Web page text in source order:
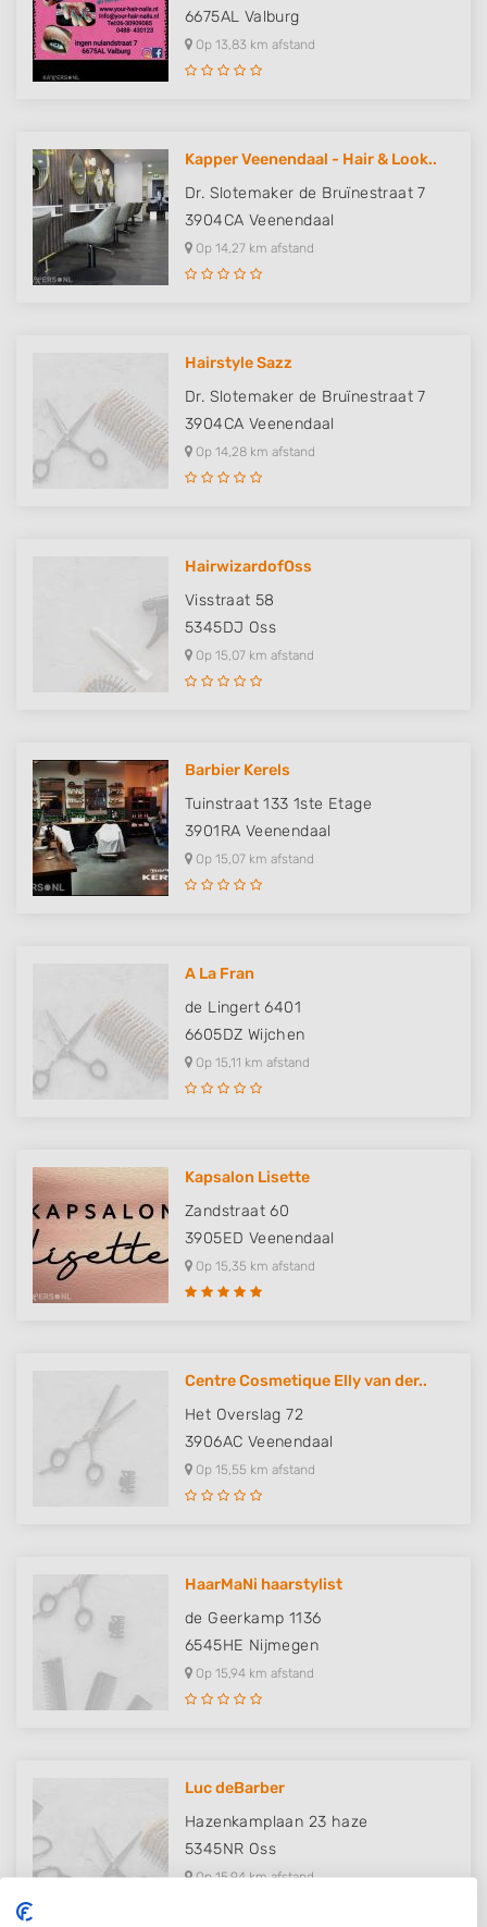
6675AL Valburg
Op 13,83 km afstand
Kapper Veenendaal - Hair & Look..
Dr. Slotemaker de Bruïnestraat 7
3904CA Veenendaal
Op 14,27 km afstand
Hairstyle Sazz
Dr. Slotemaker de Bruïnestraat 7
3904CA Veenendaal
Op 14,28 km afstand
HairwizardofOss
Visstraat 58
5345DJ Oss
Op 15,07 km afstand
Barbier Kerels
Tuinstraat 133 1ste Etage
3901RA Veenendaal
Op 15,07 km afstand
A La Fran
de Lingert 6401
6605DZ Wijchen
Op 15,11 km afstand
Kapsalon Lisette
Zandstraat 60
3905ED Veenendaal
Op 15,35 km afstand
Centre Cosmetique Elly van der..
Het Overslag 72
3906AC Veenendaal
Op 15,55 km afstand
HaarMaNi haarstylist
de Geerkamp 1136
6545HE Nijmegen
Op 15,94 km afstand
Luc deBarber
Hazenkamplaan 23 haze
5345NR Oss
Op 15,94 km afstand